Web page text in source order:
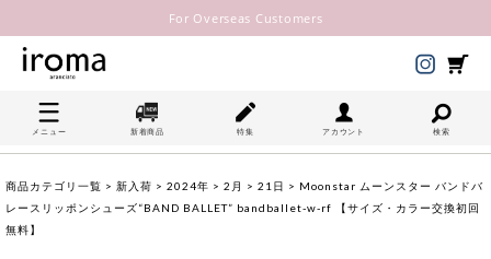
For Overseas Customers
メニュー 新着商品 特集 アカウント 検索
商品カテゴリ一覧 > 新入荷 > 2024年 > 2月 > 21日 > Moonstar ムーンスター バンドバ
レースリッポンシューズ“BAND BALLET” bandballet-w-rf 【サイズ・カラー交換初回
無料】